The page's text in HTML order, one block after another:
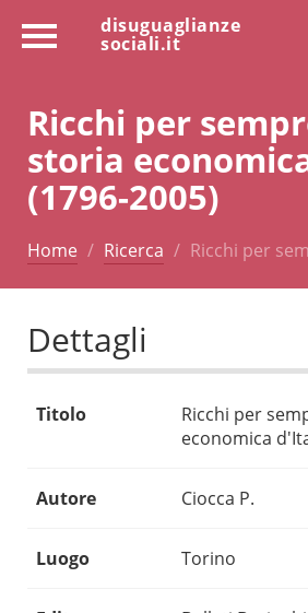
disuguaglianze
sociali.it
Ricchi per
storia
(1796-2005)
Home Ricerca Ricchi per
Dettagli
Titolo
Ricchi per
economica
Autore Ciocca P.
Luogo Torino